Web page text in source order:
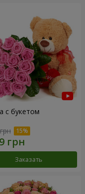
с букетом
Заказать